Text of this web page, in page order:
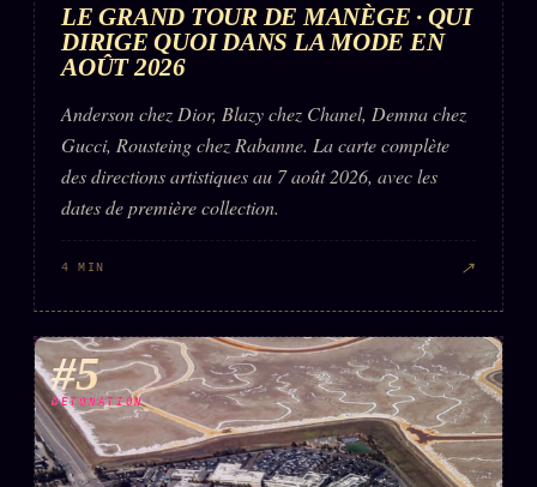
LE GRAND TOUR DE MANÈGE · QUI
DIRIGE QUOI DANS LA MODE EN
AOÛT 2026
Anderson chez Dior, Blazy chez Chanel, Demna chez
Gucci, Rousteing chez Rabanne. La carte complète
des directions artistiques au 7 août 2026, avec les
dates de première collection.
4 MIN ↗
#5
DÉTONATION